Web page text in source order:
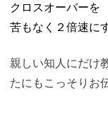
クロスオーバーを
苦もなく２倍速に
親しい知人にだけ
たにもこっそりお